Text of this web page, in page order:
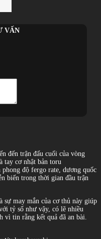
VẤN
đến trận đấu cuối của vòng
tay cơ nhật bản toru
phong độ fergo rate, dương quốc
biến trong thời gian đầu trận
sự may mắn của cơ thủ này giúp
tỷ số như vậy, có lẽ nhiều
vì tin rằng kết quả đã an bài.